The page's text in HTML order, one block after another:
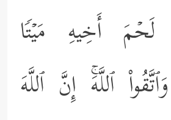
أَخِیهِ مَیۡتࣰا
ٱللَّهَۚ إِنَّ ٱللَّهَ